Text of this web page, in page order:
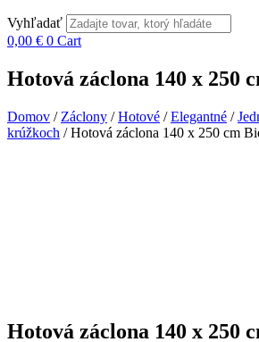
Vyhľadať
0,00 € 0 Cart
Hotová záclona 140 x 250
Domov / Záclony /Hotové /Elegantné /
krúžkoch / Hotová záclona 140 x 250 cm
Hotová záclona 140 x 250